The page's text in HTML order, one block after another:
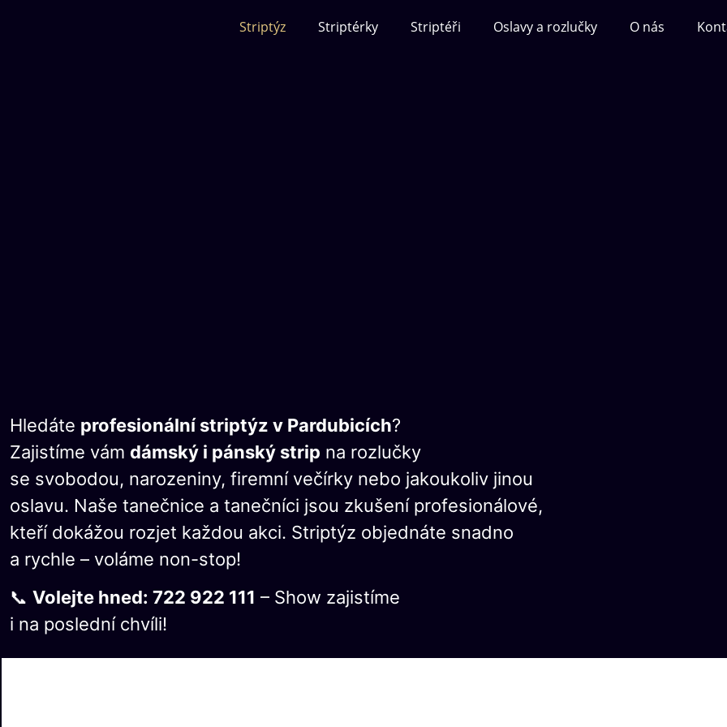
Striptýz Striptérky Striptéři Oslavy a rozlučky O nás
Hledáte profesionální striptýz v Pardubicích?
Zajistíme vám dámský i pánský strip na rozlučky
se svobodou, narozeniny, firemní večírky nebo jakoukoliv jinou
oslavu. Naše tanečnice a tanečníci jsou zkušení profesionálové,
kteří dokážou rozjet každou akci. Striptýz objednáte snadno
a rychle – voláme non-stop!
📞 Volejte hned: 722 922 111 – Show zajistíme
i na poslední chvíli!